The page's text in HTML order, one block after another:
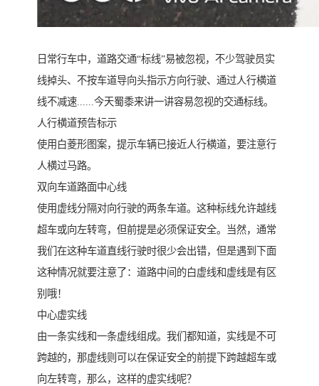
日常行车中，道路交通“标线”易被忽视，不少驾驶员实
线掉头、不按车道导向头指示方向行驶、通过人行横道
线不减速......今天蜀黍来讲一讲容易忽视的交通标线。
人行横道预告标示
使用白菱形图案，提示车辆已接近人行横道，要注意行
人横过马路。
双向车道路面中心线
使用虚线分隔对向行驶的两条车道。这种标线允许越线
超车或向左转弯，但前提是必须保证安全。当然，通常
我们在这种车道直线行驶时很少会出错，但是遇到下面
这种情况就要注意了：道路中间的白虚线和虚线是有区
别哦！
中心虚实线
由一条实线和一条虚线组成。我们都知道，实线是不可
跨越的，那虚线则可以在保证安全的前提下跨越超车或
向左转弯，那么，这样的虚实线呢？